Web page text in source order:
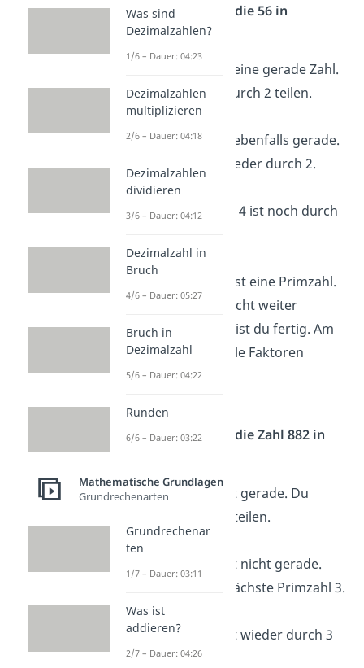
Beispiel — Zerlege die 56 in
Primzahlen
56 ist eine gerade Zahl.
Du kannst sie durch 2 teilen.
56 : 2 = 28
Schritt 2:28 ist ebenfalls gerade.
Du teilst also wieder durch 2.
28 : 2 = 14
Schritt 3:Auch 14 ist noch durch
14 : 2 = 7
Die 7 ist eine Primzahl.
Du kannst sie nicht weiter
zerlegen. Jetzt bist du fertig. Am
Ende setzt du alle Faktoren
zusammen:
Beispiel — Zerlege die Zahl 882 in
Schritt 1:
882 ist gerade. Du
kannst durch 2 teilen.
882 : 2 = 441
441 ist nicht gerade.
Prüfe also die nächste Primzahl 3.
441 : 3 = 147
Schritt 3:
147 ist wieder durch 3
teilbar.
Was sind
Dezimalzahlen?
1/6 – Dauer: 04:23
Dezimalzahlen
multiplizieren
2/6 – Dauer: 04:18
Dezimalzahlen
dividieren
3/6 – Dauer: 04:12
Dezimalzahl in
Bruch
4/6 – Dauer: 05:27
Bruch in
Dezimalzahl
5/6 – Dauer: 04:22
Runden
6/6 – Dauer: 03:22
Mathematische Grundlagen
Grundrechenarten
Grundrechenar
ten
1/7 – Dauer: 03:11
Was ist
addieren?
2/7 – Dauer: 04:26